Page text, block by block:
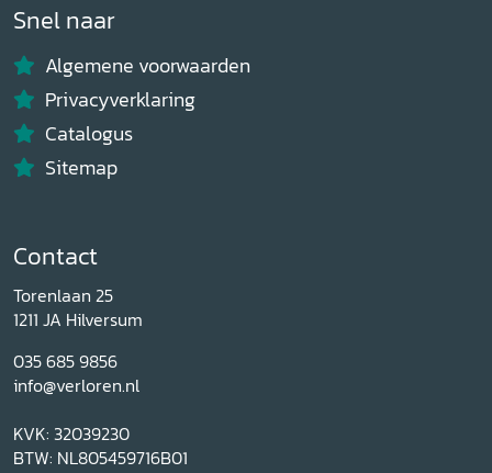
Snel naar
Algemene voorwaarden
Privacyverklaring
Catalogus
Sitemap
Contact
Torenlaan 25
1211 JA Hilversum
035 685 9856
info@verloren.nl
KVK: 32039230
BTW: NL805459716B01